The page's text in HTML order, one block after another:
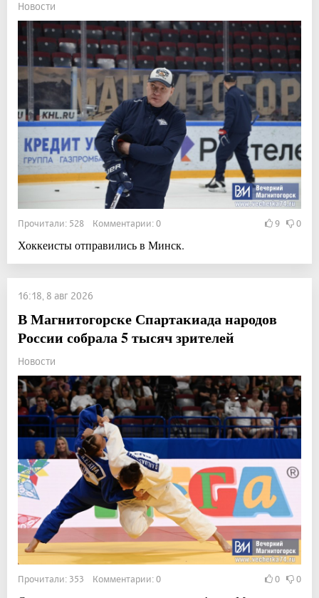
Новости
Прочитали: 528 Комментарии: 0 9 0
Хоккеисты отправились в Минск.
16:18, 8 авг 2026
В Магнитогорске Спартакиада народов
России собрала 5 тысяч зрителей
Новости
Прочитали: 353 Комментарии: 0 0 0